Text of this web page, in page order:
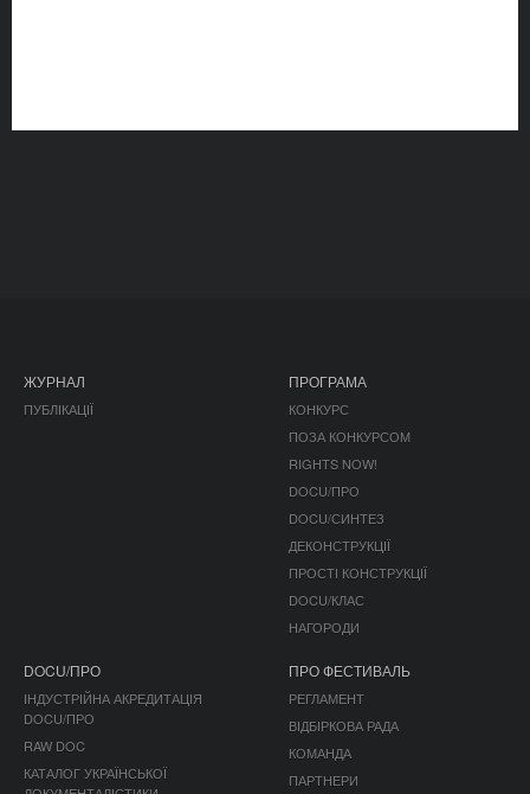
ЖУРНАЛ
ПУБЛІКАЦІЇ
ПРОГРАМА
КОНКУРС
ПОЗА КОНКУРСОМ
RIGHTS NOW!
DOCU/ПРО
DOCU/СИНТЕЗ
ДЕКОНСТРУКЦІЇ
ПРОСТІ КОНСТРУКЦІЇ
DOCU/КЛАС
НАГОРОДИ
DOCU/ПРО
ІНДУСТРІЙНА АКРЕДИТАЦІЯ
DOCU/ПРО
RAW DOC
КАТАЛОГ УКРАЇНСЬКОЇ
ПРО ФЕСТИВАЛЬ
РЕГЛАМЕНТ
ВІДБІРКОВА РАДА
КОМАНДА
ПАРТНЕРИ